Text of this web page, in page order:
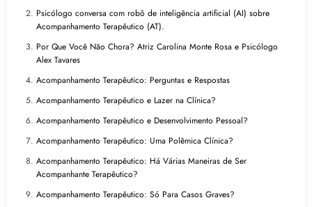
Psicólogo conversa com robô de inteligência artificial (AI) sobre
Acompanhamento Terapêutico (AT).
Por Que Você Não Chora? Atriz Carolina Monte Rosa e Psicólogo
Alex Tavares
Acompanhamento Terapêutico: Perguntas e Respostas
Acompanhamento Terapêutico e Lazer na Clínica?
Acompanhamento Terapêutico e Desenvolvimento Pessoal?
Acompanhamento Terapêutico: Uma Polêmica Clínica?
Acompanhamento Terapêutico: Há Várias Maneiras de Ser
Acompanhante Terapêutico?
Acompanhamento Terapêutico: Só Para Casos Graves?